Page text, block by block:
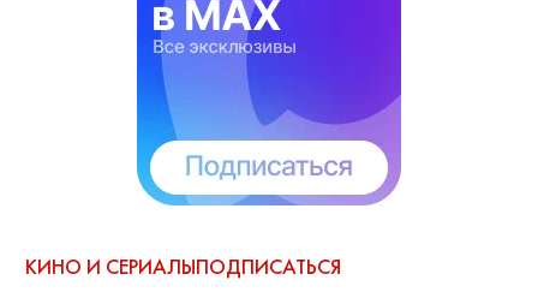
КИНО И СЕРИАЛЫПОДПИСАТЬСЯ